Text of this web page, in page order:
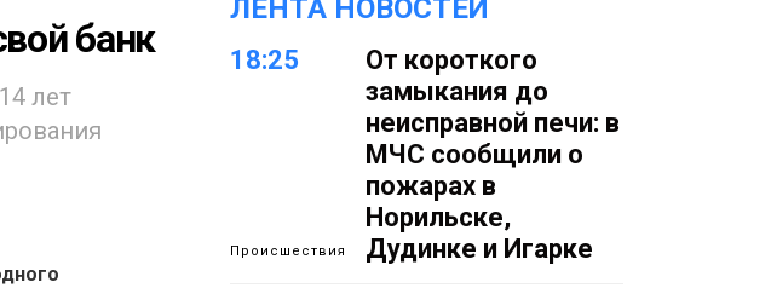
банк
лет
ЛЕНТА НОВОСТЕЙ
18:25
Происшествия
От короткого
замыкания до
неисправной печи: в
МЧС сообщили о
пожарах в
Норильске,
Дудинке и Игарке